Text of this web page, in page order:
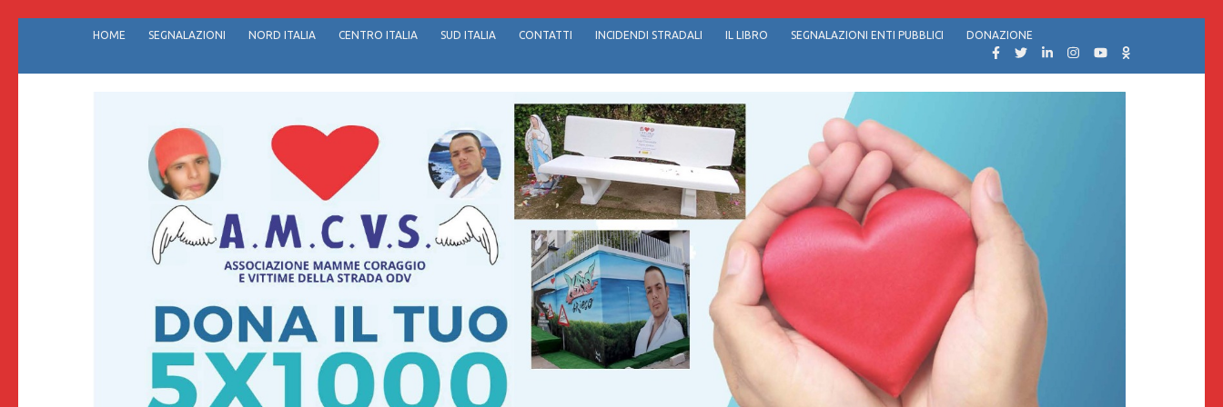
contenuto
HOME SEGNALAZIONI NORD ITALIA CENTRO ITALIA SUD ITALIA CONTATTI INCIDENDI STRADALI IL LIBRO SEGNALAZIONI ENTI PUBBLICI DONAZIONE